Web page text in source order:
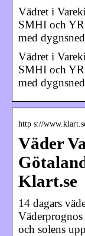
Vädret i
SMHI och
med
Vädret i
SMHI och
med
http s://
Väder
Klart.se
14 dagars
och solens